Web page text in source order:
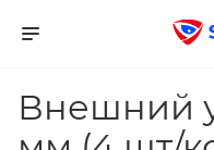
Внешний